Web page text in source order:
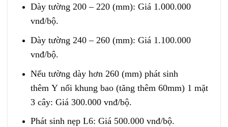
Dày tường 200 – 220 (mm): Giá 1.000.000
vnđ/bộ.
Dày tường 240 – 260 (mm): Giá 1.100.000
vnđ/bộ.
Nếu tường dày hơn 260 (mm) phát sinh
thêm Ynối khung bao (tăng thêm 60mm) 1 mặt
3 cây: Giá 300.000 vnđ/bộ.
Phát sinh nẹp L6: Giá 500.000 vnđ/bộ.